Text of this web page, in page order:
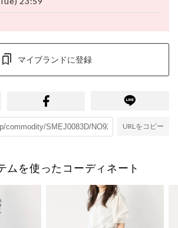
マイブランドに登録
URLをコピー
ムを使ったコーディネート